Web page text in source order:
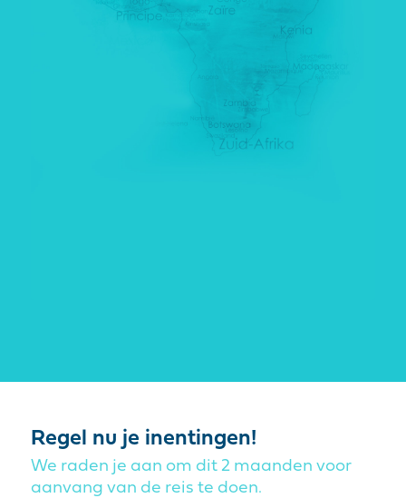
Regel nu je inentingen!
We raden je aan om dit 2 maanden voor
aanvang van de reis te doen.